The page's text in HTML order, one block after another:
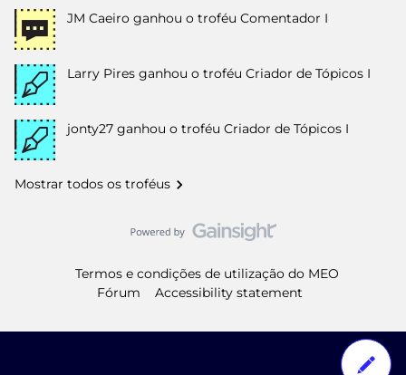
JM Caeiro ganhou o troféu Comentador I
Larry Pires ganhou o troféu Criador de Tópicos I
jonty27 ganhou o troféu Criador de Tópicos I
Mostrar todos os troféus
Termos e condições de utilização do MEO
Fórum
Accessibility statement